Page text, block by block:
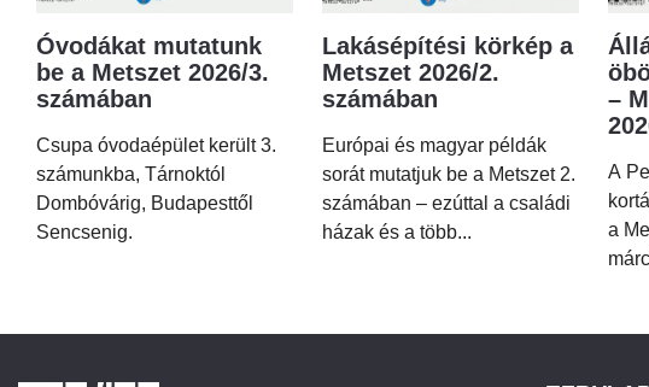
Óvodákat mutatunk
be a Metszet 2026/3.
számában
Csupa óvodaépület került 3.
számunkba, Tárnoktól
Dombóvárig, Budapesttől
Sencsenig.
Lakásépítési körkép a
Metszet 2026/2.
számában
Európai és magyar példák
sorát mutatjuk be a Metszet 2.
számában – ezúttal a családi
házak és a több...
–
A
a